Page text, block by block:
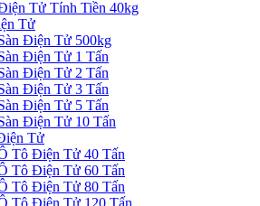
Tử Tính Tiền 40kg
Tử
Điện Tử 500kg
Điện Tử 1 Tấn
Điện Tử 2 Tấn
Điện Tử 3 Tấn
Điện Tử 5 Tấn
Điện Tử 10 Tấn
Tử
Tô Điện Tử 40 Tấn
Tô Điện Tử 60 Tấn
Tô Điện Tử 80 Tấn
Tô Điện Tử 120 Tấn